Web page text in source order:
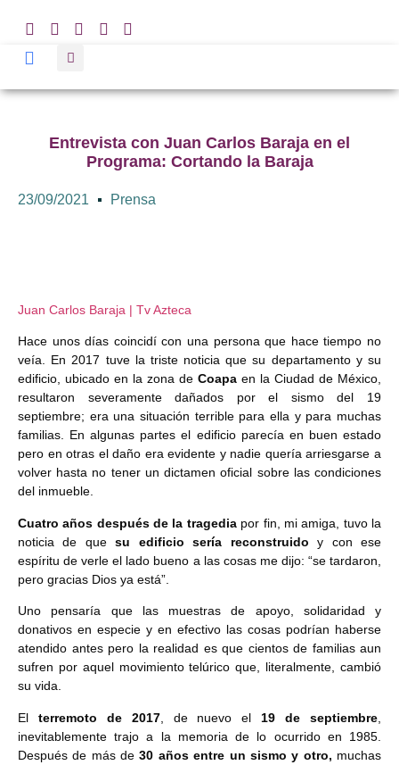
Entrevista con Juan Carlos Baraja en el
Programa: Cortando la Baraja
23/09/2021 Prensa
Juan Carlos Baraja | Tv Azteca
Hace unos días coincidí con una persona que hace tiempo no
veía. En 2017 tuve la triste noticia que su departamento y su
edificio, ubicado en la zona de Coapa en la Ciudad de México,
resultaron severamente dañados por el sismo del 19
septiembre; era una situación terrible para ella y para muchas
familias. En algunas partes el edificio parecía en buen estado
pero en otras el daño era evidente y nadie quería arriesgarse a
volver hasta no tener un dictamen oficial sobre las condiciones
del inmueble.
Cuatro años después de la tragediapor fin, mi amiga, tuvo la
noticia de quesu edificio sería reconstruido y con ese
espíritu de verle el lado bueno a las cosas me dijo: “se tardaron,
pero gracias Dios ya está”.
Uno pensaría que las muestras de apoyo, solidaridad y
donativos en especie y en efectivo las cosas podrían haberse
atendido antes pero la realidad es que cientos de familias aun
sufren por aquel movimiento telúrico que, literalmente, cambió
su vida.
El terremoto de 2017, de nuevo el 19 de septiembre
inevitablemente trajo a la memoria de lo ocurrido en 1985.
Después de más de30 años entre un sismo y otro, muchas